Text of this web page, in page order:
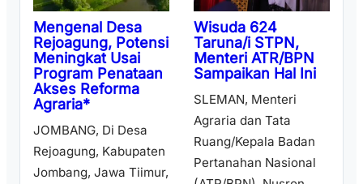
Mengenal Desa
Rejoagung, Potensi
Meningkat Usai
Program Penataan
Akses Reforma
Agraria*
JOMBANG, Di Desa
Rejoagung, Kabupaten
Jombang, Jawa Tiimur,
Wisuda 624
Taruna/i STPN,
Menteri ATR/BPN
Sampaikan Hal Ini
SLEMAN, Menteri
Agraria dan Tata
Ruang/Kepala Badan
Pertanahan Nasional